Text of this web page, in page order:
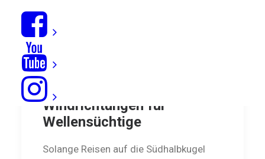
Wave-Guide Nord:
Windrichtungen für
Wellensüchtige
Solange Reisen auf die Südhalbkugel